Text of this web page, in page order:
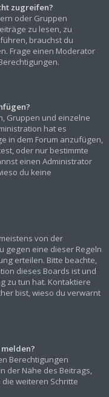
zugreifen?
oder Gruppen
zu lesen, zu
brauchst du
Frage einen Moderator
Gruppen und einzelne
hat es
in dem Forum anzufügen,
oder nur bestimmte
einen Administrator
du keine
von der
gegen eine dieser Regeln
erteilen. Bitte beachte,
dieses Boards ist und
zu tun hat. Kontaktiere
bist, wieso du verwarnt
Berechtigungen
der Nähe des Beitrags,
weiteren Schritte